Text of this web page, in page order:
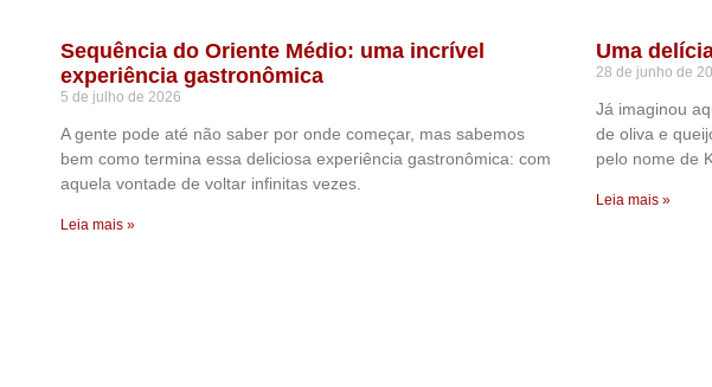
Sequência do Oriente Médio: uma incrível
experiência gastronômica
5 de julho de 2026
A gente pode até não saber por onde começar, mas sabemos
bem como termina essa deliciosa experiência gastronômica: com
aquela vontade de voltar infinitas vezes.
Leia mais »
Uma
28 de junho de
Já imaginou
de oliva e
pelo nome de
Leia mais »